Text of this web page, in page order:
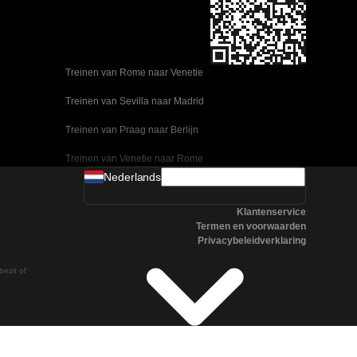
Treinen van Rome naar Venetie
Treinen van Sevilla naar Madrid
Treinen van Praag naar Berlijn
Treinen van Venetie naar Rome
Treinen van Ulsan naar Seoel
Treinen van Seoel naar Changwon
Treinen van Praag naar Boedapest
Treinen van Oslo naar Stockholm
of
Nederlands
Klantenservice
Termen en voorwaarden
Privacybeleidverklaring